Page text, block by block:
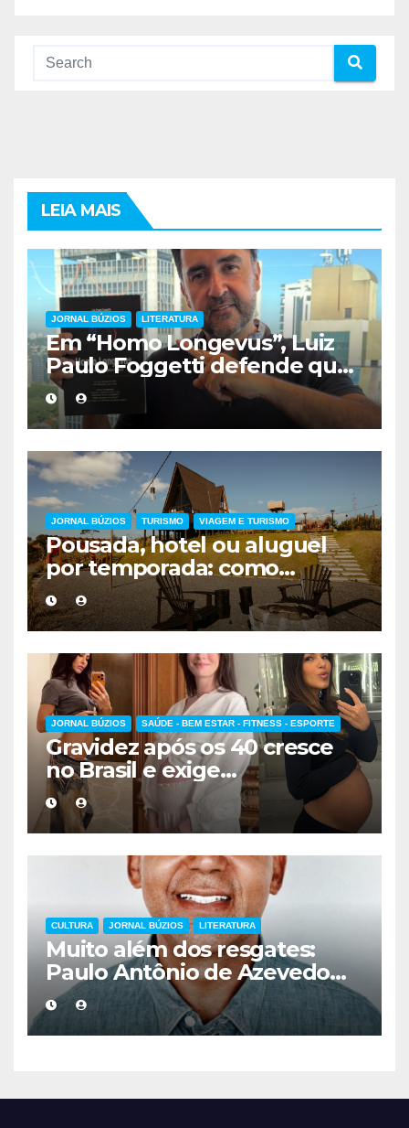
LEIA MAIS
JORNAL BÚZIOS LITERATURA
Em “Homo Longevus”, Luiz
Paulo Foggetti defende que
viver mais exigirá uma nova
forma de encarar a vida
JORNAL BÚZIOS TURISMO VIAGEM E TURISMO
Pousada, hotel ou aluguel
por temporada: como
escolher a melhor
hospedagem
JORNAL BÚZIOS SAÚDE - BEM ESTAR - FITNESS - ESPORTE
Gravidez após os 40 cresce
no Brasil e exige
acompanhamento médico
mais cuidadoso
CULTURA JORNAL BÚZIOS LITERATURA
Muito além dos resgates:
Paulo Antônio de Azevedo
eterniza a coragem, a
humanidade e a missão dos
guarda-vidas na literatura